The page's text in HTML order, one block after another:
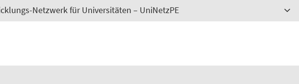
Netzwerk für Universitäten – UniNetzPE